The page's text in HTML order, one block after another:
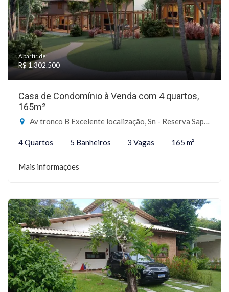
A partir de:
R$ 1.302.500
Casa de Condomínio à Venda com 4 quartos,
165m²
Av tronco B Excelente localização, Sn - Reserva Sapiranga, Mata de São João-BA
4 Quartos 5 Banheiros 3 Vagas 165 m²
Mais informações